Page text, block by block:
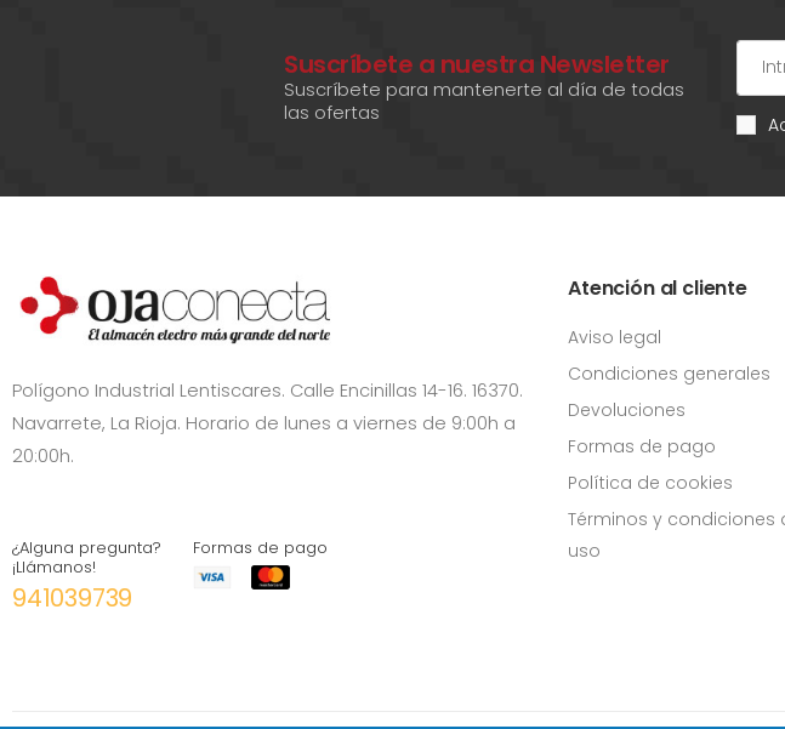
Suscríbete a nuestra Newsletter
Suscríbete para mantenerte al día de todas
las ofertas
Polígono Industrial Lentiscares. Calle Encinillas 14-16. 16370.
Navarrete, La Rioja. Horario de lunes a viernes de 9:00h a
20:00h.
¿Alguna pregunta?
¡Llámanos!
941039739
Formas de pago
Atención al cliente
Aviso legal
Condiciones generales
Devoluciones
Formas de pago
Política de cookies
Términos y condiciones
uso